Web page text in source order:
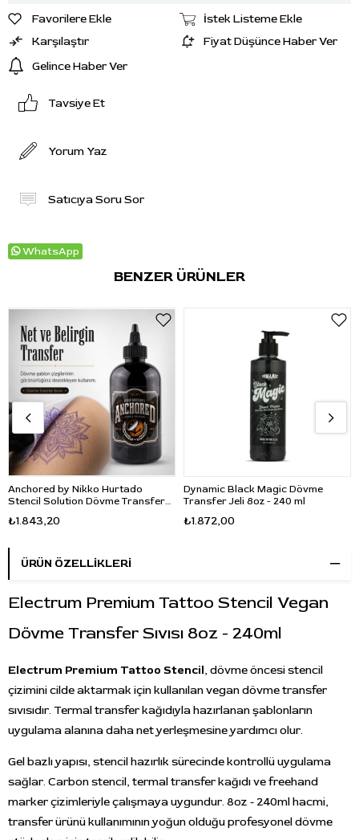
Favorilere Ekle
İstek Listeme Ekle
Karşılaştır
Fiyat Düşünce Haber Ver
Gelince Haber Ver
Tavsiye Et
Yorum Yaz
Satıcıya Soru Sor
WhatsApp
BENZER ÜRÜNLER
Anchored by Nikko Hurtado
Stencil Solution Dövme Transfer
₺1.843,20
Dynamic Black Magic Dövme
Transfer Jeli 8oz - 240 ml
₺1.872,00
ÜRÜN ÖZELLIKLERI
Electrum Premium Tattoo Stencil Vegan
Dövme Transfer Sıvısı 8oz - 240ml
Electrum Premium Tattoo Stencil, dövme öncesi stencil
çizimini cilde aktarmak için kullanılan vegan dövme transfer
sıvısıdır. Termal transfer kağıdıyla hazırlanan şablonların
uygulama alanına daha net yerleşmesine yardımcı olur.
Gel bazlı yapısı, stencil hazırlık sürecinde kontrollü uygulama
sağlar. Carbon stencil, termal transfer kağıdı ve freehand
marker çizimleriyle çalışmaya uygundur. 8oz - 240ml hacmi,
transfer ürünü kullanımının yoğun olduğu profesyonel dövme